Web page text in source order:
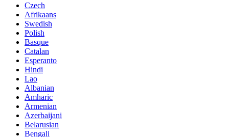
Czech
Afrikaans
Swedish
Polish
Basque
Catalan
Esperanto
Hindi
Lao
Albanian
Amharic
Armenian
Azerbaijani
Belarusian
Bengali